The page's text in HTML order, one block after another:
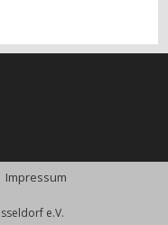
Impressum
e.V.